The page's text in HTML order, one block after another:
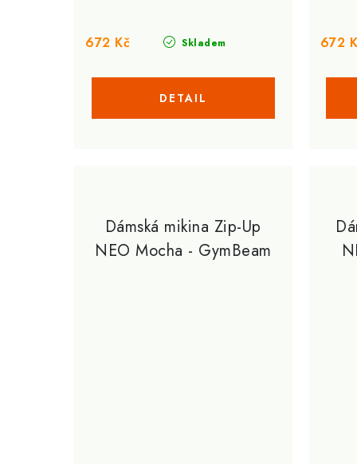
Skladem
672 Kč 672
Dámská mikina Zip-Up
NEO Mocha - GymBeam